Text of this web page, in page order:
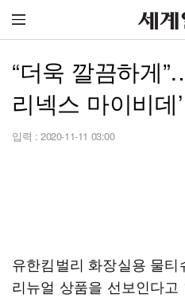
“더욱 깔끔하게
리넥스 마이비데
입력 : 2020-11-11 03:00
유한킴벌리 화장실용 물티
리뉴얼 상품을 선보인다고